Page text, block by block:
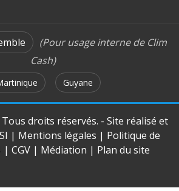
(Pour usage interne de Clim
Cash)
Guyane
droits réservés. - Site réalisé et
| Mentions légales | Politique de
| CGV | Médiation | Plan du site